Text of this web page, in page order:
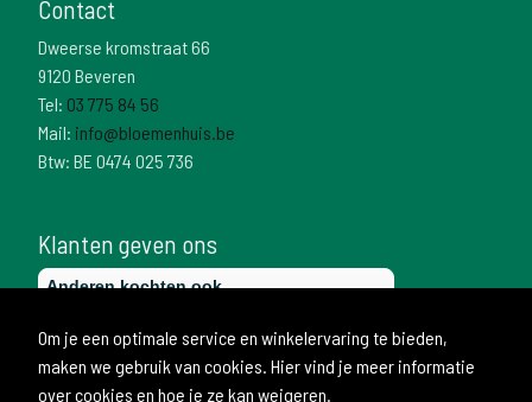
Contact
Dweerse kromstraat 66
9120 Beveren
Tel: 03 775 84 56
Mail: info@bloemenhuis.be
Btw: BE 0474 025 736
Klanten geven ons
Om je een optimale service en winkelervaring te bieden,
maken we gebruik van cookies. Hier vind je meer informatie
over cookies en hoe je ze kan weigeren.